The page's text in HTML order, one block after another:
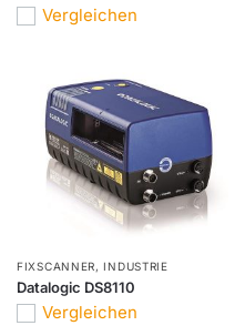
Vergleichen
FIXSCANNER,INDUSTRIE
Datalogic DS8110
Vergleichen